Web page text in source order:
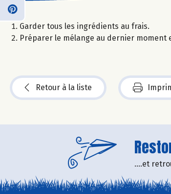
Garder tous les ingrédients au frais.
Préparer le mélange au dernier
Retour à la liste
....et